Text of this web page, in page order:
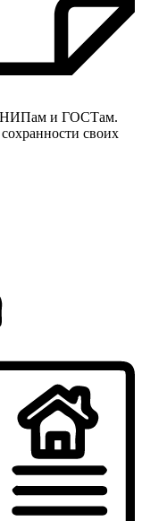
СНИПам и ГОСТам.
своих